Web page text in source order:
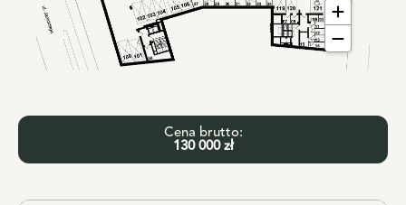
Cena brutto:
130 000 zł